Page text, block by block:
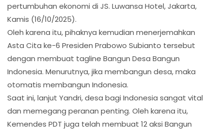
pertumbuhan ekonomi di JS. Luwansa Hotel, Jakarta,
Kamis (16/10/2025).
Oleh karena itu, pihaknya kemudian menerjemahkan
Asta Cita ke-6 Presiden Prabowo Subianto tersebut
dengan membuat tagline Bangun Desa Bangun
Indonesia. Menurutnya, jika membangun desa, maka
otomatis membangun Indonesia.
Saat ini, lanjut Yandri, desa bagi Indonesia sangat vital
dan memegang peranan penting. Oleh karena itu,
Kemendes PDT juga telah membuat 12 aksi Bangun